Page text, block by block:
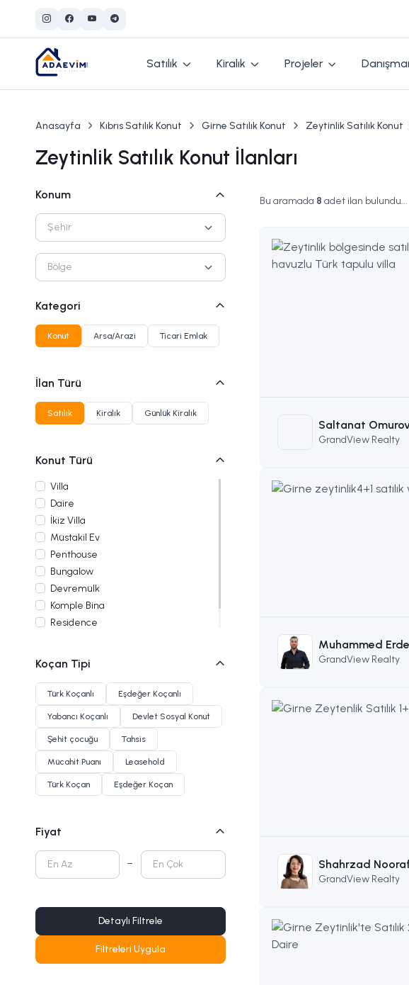
Satılık Kiralık Projeler
Anasayfa Kıbrıs Satılık Konut Girne Satılık Konut Zeytinlik Satılık Konut
Zeytinlik Satılık Konut İlanları
Konum
Şehir
Bölge
Kategori
Konut Arsa/Arazi Ticari Emlak
İlan Türü
Satılık Kiralık Günlük Kiralık
Konut Türü
Villa
Daire
İkiz Villa
Müstakil Ev
Penthouse
Bungalow
Devremülk
Komple Bina
Residence
Koçan Tipi
Türk Koçanlı Eşdeğer Koçanlı
Yabancı Koçanlı Devlet Sosyal Konut
Şehit çocuğu Tahsis
Mücahit Puanı Leasehold
Türk Koçan Eşdeğer Koçan
Fiyat
Detaylı Filtrele
Filtreleri Uygula
Bu aramada 8 adet ilan bulundu...
Saltanat
GrandView Realty
Muhammed
GrandView Realty
Shahrzad
GrandView Realty